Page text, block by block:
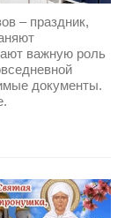
– праздник,
важную роль
документы.